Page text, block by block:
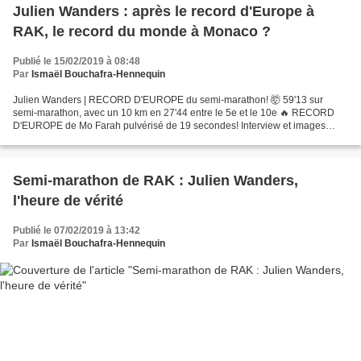
Julien Wanders : après le record d'Europe à
RAK, le record du monde à Monaco ?
Publié le 15/02/2019 à 08:48
Par Ismaël Bouchafra-Hennequin
Julien Wanders | RECORD D'EUROPE du semi-marathon! 🤯 59'13 sur
semi-marathon, avec un 10 km en 27'44 entre le 5e et le 10e 🔥 RECORD
D'EUROPE de Mo Farah pulvérisé de 19 secondes! Interview et images
Semi-marathon de RAK : Julien Wanders,
l'heure de vérité
Publié le 07/02/2019 à 13:42
Par Ismaël Bouchafra-Hennequin